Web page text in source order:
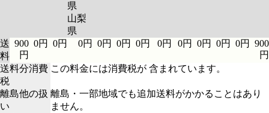
県
山梨
県
送
料
900
円
0円 0円 0円 0円 0円 0円 0円 0円 0円 0円 0円
900
円
送料分消費
税
この料金には消費税が 含まれています。
離島他の扱
い
離島・一部地域でも追加送料がかかることはあり
ません。